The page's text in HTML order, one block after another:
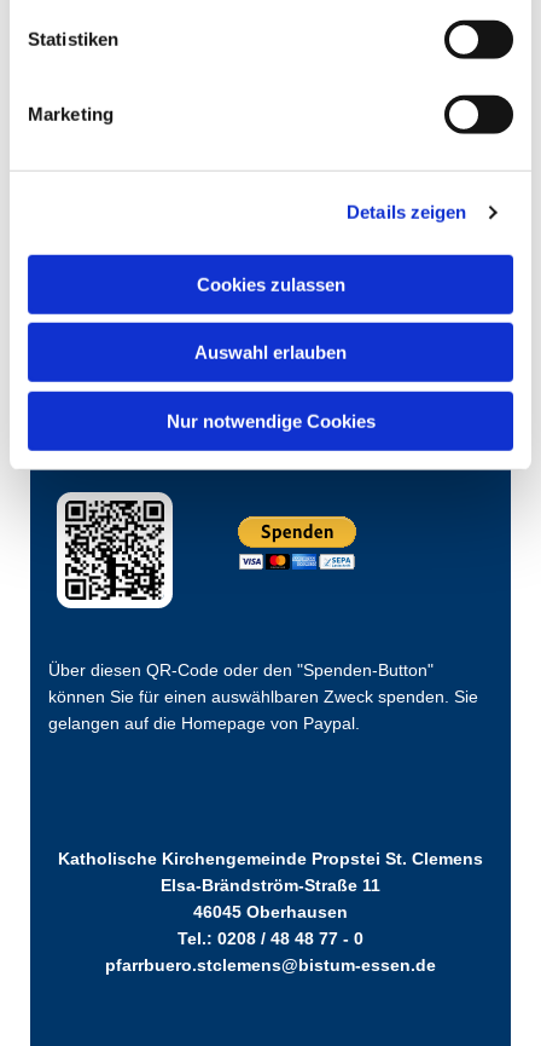
Statistiken
Marketing
Details zeigen
Cookies zulassen
Auswahl erlauben
Nur notwendige Cookies
Über diesen QR-Code oder den "Spenden-Button"
können Sie für einen auswählbaren Zweck spenden. Sie
gelangen auf die Homepage von Paypal.
Katholische Kirchengemeinde Propstei St. Clemens
Elsa-Brändström-Straße 11
46045 Oberhausen
Tel.: 0208 / 48 48 77 - 0
pfarrbuero.stclemens@bistum-essen.de